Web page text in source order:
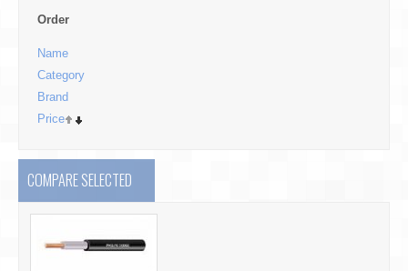
Order
Name
Category
Brand
Price
COMPARE SELECTED